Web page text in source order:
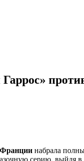
набрала
серию, выйдя